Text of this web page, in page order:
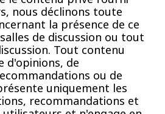
nous déclinons toute
la présence de ce
de discussion ou tout
Tout contenu
d'opinions, de
ou de
uniquement les
recommandations et